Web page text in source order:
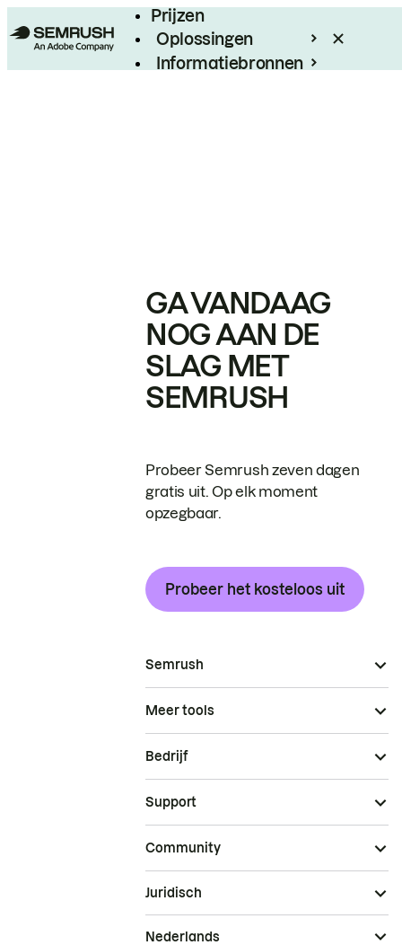
Prijzen
Oplossingen
Informatiebronnen
GA VANDAAG
NOG AAN DE
SLAG MET
SEMRUSH
Probeer Semrush zeven dagen
gratis uit. Op elk moment
opzegbaar.
Probeer het kosteloos uit
Semrush
Meer tools
Bedrijf
Support
Community
Juridisch
Nederlands